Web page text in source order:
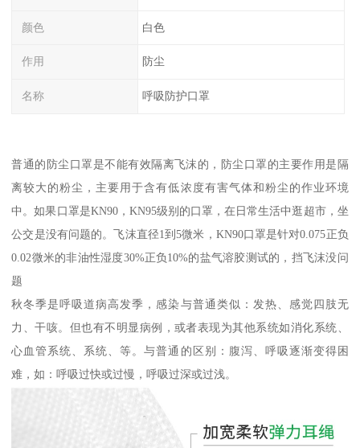
颜色 白色
作用 防尘
名称 呼吸防护口罩
普通的防尘口罩是不能有效隔离飞沫的，防尘口罩的主要作用是隔
离较大的粉尘，主要用于含有低浓度有害气体和粉尘的作业环境
中。如果口罩是KN90，KN95级别的口罩，在日常生活中逛超市，坐
公交是没有问题的。飞沫直径1到5微米，KN90口罩是针对0.075正负
0.02微米的非油性湿度30%正负10%的盐气溶胶测试的，挡飞沫没问
题
秋冬季是呼吸道病高发季，感染与普通类似：发热、感觉四肢无
力、干咳。但也有不明显病例，或者表现为其他系统如消化系统、
心血管系统、系统、等。与普通的区别：腹泻、呼吸逐渐变得困
难，如：呼吸过快或过慢，呼吸过深或过浅。